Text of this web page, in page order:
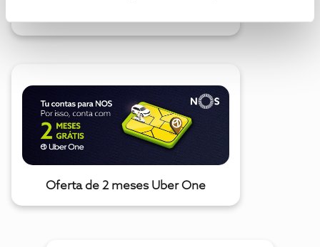
Oferta de 2 meses Uber One